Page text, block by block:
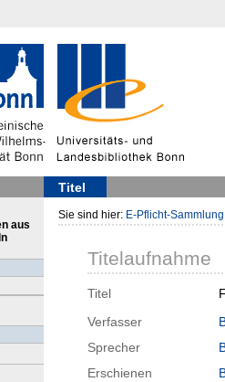
Titel
aus
Sie sind hier: E-Pflicht-Sammlung
Titelaufnahme
Titel
Verfasser
Sprecher
Erschienen